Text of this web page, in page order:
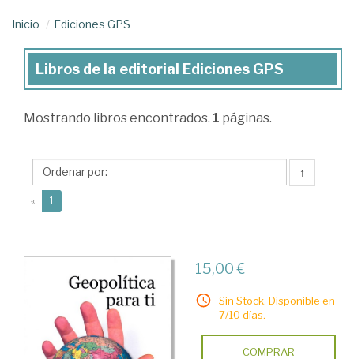
Inicio Ediciones GPS
Libros
la
Ediciones
GPS
Libros de la editorial Ediciones GPS
Mostrando libros encontrados. 1 páginas.
↑
« 1
15,00 €
Sin Stock. Disponible en
7/10 días.
COMPRAR